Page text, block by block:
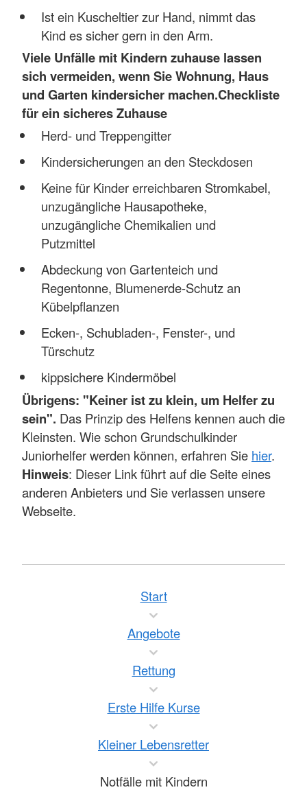
Ist ein Kuscheltier zur Hand, nimmt das
Kind es sicher gern in den Arm.
Viele Unfälle mit Kindern zuhause lassen
sich vermeiden, wenn Sie Wohnung, Haus
und Garten kindersicher machen.Checkliste
für ein sicheres Zuhause
Herd- und Treppengitter
Kindersicherungen an den Steckdosen
Keine für Kinder erreichbaren Stromkabel,
unzugängliche Hausapotheke,
unzugängliche Chemikalien und
Putzmittel
Abdeckung von Gartenteich und
Regentonne, Blumenerde-Schutz an
Kübelpflanzen
Ecken-, Schubladen-, Fenster-, und
Türschutz
kippsichere Kindermöbel
Übrigens: "Keiner ist zu klein, um Helfer zu
sein". Das Prinzip des Helfens kennen auch die
Kleinsten. Wie schon Grundschulkinder
Juniorhelfer werden können, erfahren Sie hier.
Hinweis: Dieser Link führt auf die Seite eines
anderen Anbieters und Sie verlassen unsere
Webseite.
Start
Angebote
Rettung
Erste Hilfe Kurse
Kleiner Lebensretter
Notfälle mit Kindern